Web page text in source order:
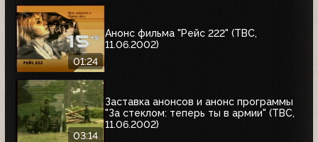
01:24
Анонс фильма "Рейс 222" (ТВС,
11.06.2002)
03:14
Заставка анонсов и анонс программы
"За стеклом: теперь ты в армии" (ТВС,
11.06.2002)